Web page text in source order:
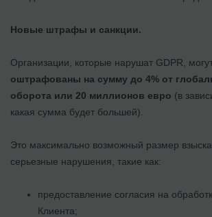
Новые штрафы и санкции.
Организации, которые нарушат GDPR,
оштрафованы на сумму до 4% от
оборота или 20 миллионов евро (в
какая сумма будет большей).
Это максимально возможный размер
серьезные нарушения, такие как:
предоставление согласия на
Клиента;